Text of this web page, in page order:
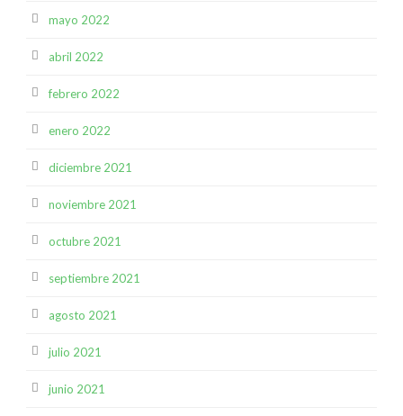
mayo 2022
abril 2022
febrero 2022
enero 2022
diciembre 2021
noviembre 2021
octubre 2021
septiembre 2021
agosto 2021
julio 2021
junio 2021